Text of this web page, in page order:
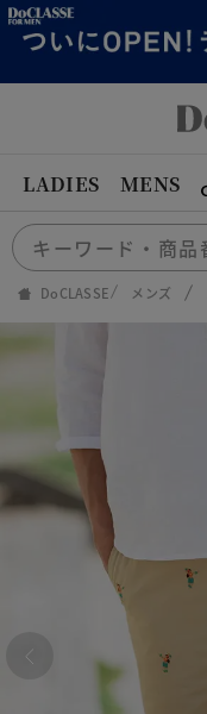
LADIES MENS
DoCLASSE メンズ